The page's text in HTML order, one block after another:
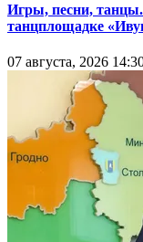
Игры, песни,
танцплощадке
07 августа, 2026